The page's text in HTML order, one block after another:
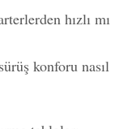
hızlı mı
konforu nasıl